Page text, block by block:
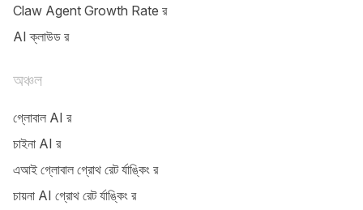
Claw Agent Growth Rate র‌‍‍‍‍‍‍‍‍‍‍‍‍‍‍‍‍‍‍‍‍‍‍‍‍‍‍‍‍‍‍‍‍‍‍‍‍‍‍‍‍‍‍‍‍‍‍‍‍‍‍‍‍‍‍‍‍‍‍‍‍‍‍‍‍‍‍‍‍‍‍‍‍‍‍‍‍‍‍‍‍‍‍‍‍‍‍‍‍‍‍‍‍‍‍‍‍‍‍‍‍‍‍‍‍‍‍‍‍‍‍‍‍‍‍‍‍‍‍‍‍‍‍‍‍‍‍‍‍‍‍‍‍‍‍‍‍‍‍‍‍‍‍‍‍‍‍‍‍‍‍‍‍‍‍‍‍‍‍‍‍‍‍‍‍‍‍‍‍‍‍‍‍‍‍‍‍‍‍‍‍‍‍‍‍‍‍‍‍‍‍‍‍‍‍‍‍‍‍‍‍‍‍‍‍‍‍‍‍‍‍‍‍‍‍‍‍‍‍‍‍‍‍‍‍‍‍‍‍‍‍‍‍‍‍‍‍‍‍‍‍‍‍‍‍‍‍‍‍‍‍‍‍‍‍‍‍‍‍‍‍‍‍‍‍‍‍‍‍‍‍‍‍‍‍‍‍‍‍‍‍‍‍‍‍‍‍‍‍‍‍‍‍‍‍‍‍‍‍‍‍‍‍‍‍‍‍‍‍‍‍‍‍‍‍‍‍‍‍‍‍‍‍‍‍‍‍‍‍‍‍‍‍‍‍‍‍‍‍‍‍‍‍‍‍‍‍‍‍‍‍‍‍‍‍‍‍‍‍‍‍‍‍‍‍‍‍‍‍‍‍‍‍‍‍‍‍‍‍‍‍‍‍‍‍‍‍‍‍‍‍‍‍‍‍‍‍‍‍‍‍‍‍‍‍‍‍‍‍‍‍‍‍‍‍‍‍‍‍‍‍‍‍‍‍‍‍‍‍‍‍‍‍‍‍‍‍‍‍‍‍‍‍‍‍‍‍‍‍‍‍‍‍‍‍‍‍‍‍‍‍‍‍‍‍‍‍‍‍‍‍‍‍‍‍‍‍‍‍‍‍‍‍‍‍‍‍‍‍‍‍‍‍‍‍‍‍‍‍‍‍‍‍‍‍‍‍‍‍‍‍‍‍‍‍‍‍‍‍‍‍‍‍‍‍‍‍‍‍‍‍‍‍‍‍‍‍‍‍‍‍‍‍‍‍‍‍‍‍‍‍‍‍‍‍‍‍‍‍‍‍‍‍‍‍‍‍‍‍‍‍‍‍‍‍‍‍‍‍‍‍‍‍‍‍‍‍‍‍‍‍‍‍‍‍‍‍‍‍‍‍‍‍‍‍‍‍‍‍‍‍‍‍‍‍‍‍‍‍‍‍‍‍‍‍‍‍‍‍‍‍‍‍‍‍‍‍‍‍‍‍‍‍‍‍‍‍‍‍‍‍‍‍‍‍‍‍‍‍‍‍‍‍‍‍‍‍‍‍‍‍‍‍‍‍‍‍‍‍‍‍‍‍‍‍‍‍‍‍‍‍‍‍‍‍‍‍‍‍‍‍‍‍‍‍‍‍‍‍‍‍‍‍‍‍‍‍‍‍‍‍‍‍‍‍‍‍‍‍‍‍‍‍‍‍‍‍‍‍‍‍‍‍‍‍‍‍‍‍‍‍‍‍‍‍‍‍‍‍‍‍‍‍‍‍‍‍‍‍‍‍‍‍‍‍‍‍‍‍‍‍‍‍‍‍‍‍‍‍‍‍‍‍‍‍‍‍‍‍‍‍‍‍‍‍‍‍‍‍‍‍‍‍‍‍‍‍‍‍‍‍‍‍‍‍‍‍‍‍‍‍‍‍‍‍‍‍‍‍‍‍‍‍‍‍‍‍‍‍‍‍‍‍‍‍‍‍‍‍‍‍‍‍‍‍‍‍‍‍‍‍‍‍‍‍‍‍‍‍‍‍‍‍‍‍‍‍‍‍‍‍‍‍‍‍‍‍‍‍‍‍‍‍‍‍‍‍‍‍‍‍‍‍‍‍‍‍‍‍‍‍‍‍‍‍‍‍‍‍‍‍‍‍‍‍‍‍‍‍‍‍‍‍‍‍‍‍‍‍‍‍‍‍‍‍‍‍‍‍‍‍‍‍‍‍‍‍‍‍‍‍‍‍‍‍‍‍‍‍‍‍‍‍‍‍‍‍‍‍‍‍‍‍‍‍‍‍‍‍‍‍‍‍‍‍‍‍‍‍‍‍‍‍‍‍‍‍‍‍‍‍‍‍‍‍‍‍‍‍‍‍‍‍‍‍‍‍‍‍‍‍‍‍‍‍‍‍‍‍‍‍‍‍‍‍‍‍‍‍‍‍‍‍‍‍‍‍‍‍‍‍‍‍‍‍‍‍‍‍‍‍‍‍‍‍‍‍‍‍‍‍‍‍‍‍‍‍‍‍‍‍‍‍‍‍‍‍‍‍‍‍‍‍‍‍‍‍‍‍‍‍‍‍‍‍‍‍‍‍‍‍‍‍‍‍‍‍‍‍‍‍‍‍‍‍‍‍‍‍‍‍‍‍‍‍‍‍‍‍‍‍‍‍‍‍‍‍‍‍‍‍‍‍‍‍‍‍‍‍‍‍‍‍‍‍‍‍‍‍‍‍‍‍‍‍‍‍‍‍‍‍‍‍‍‍‍‍‍‍‍‍‍‍‍‍‍‍‍‍‍‍‍‍‍‍‍‍‍‍‍‍‍‍‍‍‍‍‍‍‍‍‍‍‍‍‍‍‍‍‍‍‍‍‍‍‍‍‍‍‍‍‍‍‍‍‍‍‍‍‍‍‍‍‍‍‍‍‍‍‍‍‍‍‍‍‍‍‍‍‍‍‍‍‍‍‍‍‍‍‍‍‍‍‍‍‍‍‍‍‍‍‍‍‍‍‍‍‍‍‍‍‍‍‍‍‍‍‍‍‍‍‍‍‍‍‍‍‍‍‍‍‍‍‍‍‍‍‍‍‍‍‍‍‍‍‍‍‍‍‍‍‍‍‍‍‍‍‍‍‍‍‍‍‍‍‍‍‍‍‍‍‍‍‍‍‍‍‍‍‍‍‍‍‍‍‍‍‍‍‍‍‍‍‍‍‍‍‍‍‍‍‍‍‍‍‍‍‍‍‍‍‍‍‍‍‍‍‍‍‍‍‍‍‍‍‍‍‍‍‍‍‍‍‍‍‍‍‍‍‍‍‍‍‍‍‍‍‍‍‍‍‍‍‍‍‍‍‍‍‍‍‍‍‍‍‍‍‍‍‍‍‍‍‍‍‍‍‍‍‍‍‍‍‍‍‍‍‍‍‍‍‍‍‍‍‍‍‍‍‍‍‍‍‍‍‍‍‍‍‍‍‍‍‍‍‍‍‍‍‍‍‍‍‍‍‍‍‍‍‍‍‍‍‍‍‍‍‍‍‍‍‍‍‍‍‍‍‍‍‍‍‍‍‍‍‍‍‍‍‍‍‍‍‍‍‍‍‍‍‍‍‍‍‍‍‍‍‍‍‍‍‍‍‍‍‍‍‍‍‍‍‍‍‍‍‍‍‍‍‍‍‍‍‍‍‍‍‍‍‍‍‍‍‍‍‍‍‍‍‍‍‍‍‍‍‍‍‍‍‍‍‍‍‍‍‍‍‍‍‍‍‍‍‍‍‍‍‍‍‍‍‍‍‍‍‍‍‍‍‍‍‍‍‍‍‍‍‍‍‍‍‍‍‍‍‍‍‍‍‍‍‍‍‍‍‍‍‍‍‍‍‍‍‍‍‍‍‍‍‍‍‍‍‍‍‍‍‍‍‍‍‍‍‍‍‍‍‍‍‍‍‍‍‍‍‍‍‍‍‍‍‍‍‍‍‍‍‍‍‍‍‍‍‍‍‍‍‍‍‍‍‍‍‍‍‍‍‍‍‍‍‍‍‍‍‍‍‍‍‍‍‍‍‍‍‍‍‍‍‍‍‍‍‍‍‍‍‍‍‍‍‍‍‍‍‍‍‍‍‍‍‍‍‍‍‍‍‍‍‍‍‍‍‍‍‍‍‍‍‍‍‍‍‍‍‍‍‍‍‍‍‍‍‍‍‍‍‍‍‍‍‍‍‍‍‍‍‍‍‍‍‍‍‍‍‍‍‍‍‍‍‍‍‍‍‍‍‍‍‍‍‍‍‍‍‍‍‍‍‍‍‍‍‍‍‍‍‍‍‍‍‍‍‍‍‍‍‍‍‍‍‍‍‍‍‍‍‍‍‍‍‍‍‍‍‍‍‍‍‍‍‍‍‍‍‍‍‍‍‍‍‍‍‍‍‍‍‍‍‍‍‍‍‍‍‍‍‍‍‍‍‍‍‍‍‍‍‍‍‍‍‍‍‍‍‍‍‍‍‍‍‍‍‍‍‍‍‍‍‍‍‍‍‍‍‍‍‍‍
AI ক্লাউড র‌‍‍‍‍‍‍‍‍‍‍‍‍‍‍‍‍‍‍‍‍‍‍‍‍‍‍‍‍‍‍‍‍‍‍‍‍‍‍‍‍‍‍‍‍‍‍‍‍‍‍‍‍‍‍‍‍‍‍‍‍‍‍‍‍‍‍‍‍‍‍‍‍‍‍‍‍‍‍‍‍‍‍‍‍‍‍‍‍‍‍‍‍‍‍‍‍‍‍‍‍‍‍‍‍‍‍‍‍‍‍‍‍‍‍‍‍‍‍‍‍‍‍‍‍‍‍‍‍‍‍‍‍‍‍‍‍‍‍‍‍‍‍‍‍‍‍‍‍‍‍‍‍‍‍‍‍‍‍‍‍‍‍‍‍‍‍‍‍‍‍‍‍‍‍‍‍‍‍‍‍‍‍‍‍‍‍‍‍‍‍‍‍‍‍‍‍‍‍‍‍‍‍‍‍‍‍‍‍‍‍‍‍‍‍‍‍‍‍‍‍‍‍‍‍‍‍‍‍‍‍‍‍‍‍‍‍‍‍‍‍‍‍‍‍‍‍‍‍‍‍‍‍‍‍‍‍‍‍‍‍‍‍‍‍‍‍‍‍‍‍‍‍‍‍‍‍‍‍‍‍‍‍‍‍‍‍‍‍‍‍‍‍‍‍‍‍‍‍‍‍‍‍‍‍‍‍‍‍‍‍‍‍‍‍‍‍‍‍‍‍‍‍‍‍‍‍‍‍‍‍‍‍‍‍‍‍‍‍‍‍‍‍‍‍‍‍‍‍‍‍‍‍‍‍‍‍‍‍‍‍‍‍‍‍‍‍‍‍‍‍‍‍‍‍‍‍‍‍‍‍‍‍‍‍‍‍‍‍‍‍‍‍‍‍‍‍‍‍‍‍‍‍‍‍‍‍‍‍‍‍‍‍‍‍‍‍‍‍‍‍‍‍‍‍‍‍‍‍‍‍‍‍‍‍‍‍‍‍‍‍‍‍‍‍‍‍‍‍‍‍‍‍‍‍‍‍‍‍‍‍‍‍‍‍‍‍‍‍‍‍‍‍‍‍‍‍‍‍‍‍‍‍‍‍‍‍‍‍‍‍‍‍‍‍‍‍‍‍‍‍‍‍‍‍‍‍‍‍‍‍‍‍‍‍‍‍‍‍‍‍‍‍‍‍‍‍‍‍‍‍‍‍‍‍‍‍‍‍‍‍‍‍‍‍‍‍‍‍‍‍‍‍‍‍‍‍‍‍‍‍‍‍‍‍‍‍‍‍‍‍‍‍‍‍‍‍‍‍‍‍‍‍‍‍‍‍‍‍‍‍‍‍‍‍‍‍‍‍‍‍‍‍‍‍‍‍‍‍‍‍‍‍‍‍‍‍‍‍‍‍‍‍‍‍‍‍‍‍‍‍‍‍‍‍‍‍‍‍‍‍‍‍‍‍‍‍‍‍‍‍‍‍‍‍‍‍‍‍‍‍‍‍‍‍‍‍‍‍‍‍‍‍‍‍‍‍‍‍‍‍‍‍‍‍‍‍‍‍‍‍‍‍‍‍‍‍‍‍‍‍‍‍‍‍‍‍‍‍‍‍‍‍‍‍‍‍‍‍‍‍‍‍‍‍‍‍‍‍‍‍‍‍‍‍‍‍‍‍‍‍‍‍‍‍‍‍‍‍‍‍‍‍‍‍‍‍‍‍‍‍‍‍‍‍‍‍‍‍‍‍‍‍‍‍‍‍‍‍‍‍‍‍‍‍‍‍‍‍‍‍‍‍‍‍‍‍‍‍‍‍‍‍‍‍‍‍‍‍‍‍‍‍‍‍‍‍‍‍‍‍‍‍‍‍‍‍‍‍‍‍‍‍‍‍‍‍‍‍‍‍‍‍‍‍‍‍‍‍‍‍‍‍‍‍‍‍‍‍‍‍‍‍‍‍‍‍‍‍‍‍‍‍‍‍‍‍‍‍‍‍‍‍‍‍‍‍‍‍‍‍‍‍‍‍‍‍‍‍‍‍‍‍‍‍‍‍‍‍‍‍‍‍‍‍‍‍‍‍‍‍‍‍‍‍‍‍‍‍‍‍‍‍‍‍‍‍‍‍‍‍‍‍‍‍‍‍‍‍‍‍‍‍‍‍‍‍‍‍‍‍‍‍‍‍‍‍‍‍‍‍‍‍‍‍‍‍‍‍‍‍‍‍‍‍‍‍‍‍‍‍‍‍‍‍‍‍‍‍‍‍‍‍‍‍‍‍‍‍‍‍‍‍‍‍‍‍‍‍‍‍‍‍‍‍‍‍‍‍‍‍‍‍‍‍‍‍‍‍‍‍‍‍‍‍‍‍‍‍‍‍‍‍‍‍‍‍‍‍‍‍‍‍‍‍‍‍‍‍‍‍‍‍‍‍‍‍‍‍‍‍‍‍‍‍‍‍‍‍‍‍‍‍‍‍‍‍‍‍‍‍‍‍‍‍‍‍‍‍‍‍‍‍‍‍‍‍‍‍‍‍‍‍‍‍‍‍‍‍‍‍‍‍‍‍‍‍‍‍‍‍‍‍‍‍‍‍‍‍‍‍‍‍‍‍‍‍‍‍‍‍‍‍‍‍‍‍‍‍‍‍‍‍‍‍‍‍‍‍‍‍‍‍‍‍‍‍‍‍‍‍‍‍‍‍‍‍‍‍‍‍‍‍‍‍‍‍‍‍‍‍‍‍‍‍‍‍‍‍‍‍‍‍‍‍‍‍‍‍‍‍‍‍‍‍‍‍‍‍‍‍‍‍‍‍‍‍‍‍‍‍‍‍‍‍‍‍‍‍‍‍‍‍‍‍‍‍‍‍‍‍‍‍‍‍‍‍‍‍‍‍‍‍‍‍‍‍‍‍‍‍‍‍‍‍‍‍‍‍‍‍‍‍‍‍‍‍‍‍‍‍‍‍‍‍‍‍‍‍‍‍‍‍‍‍‍‍‍‍‍‍‍‍‍‍‍‍‍‍‍‍‍‍‍‍‍‍‍‍‍‍‍‍‍‍‍‍‍‍‍‍‍‍‍‍‍‍‍‍‍‍‍‍‍‍‍‍‍‍‍‍‍‍‍‍‍‍‍‍‍‍‍‍‍‍‍‍‍‍‍‍‍‍‍‍‍‍‍‍‍‍‍‍‍‍‍‍‍‍‍‍‍‍‍‍‍‍‍‍‍‍‍‍‍‍‍‍‍‍‍‍‍‍‍‍‍‍‍‍‍‍‍‍‍‍‍‍‍‍‍‍‍‍‍‍‍‍‍‍‍‍‍‍‍‍‍‍‍‍‍‍‍‍‍‍‍‍‍‍‍‍‍‍‍‍‍‍‍‍‍‍‍‍‍‍‍‍‍‍‍‍‍‍‍‍‍‍‍‍‍‍‍‍‍‍‍‍‍‍‍‍‍‍‍‍‍‍‍‍‍‍‍‍‍‍‍‍‍‍‍‍‍‍‍‍‍‍‍‍‍‍‍‍‍‍‍‍‍‍‍‍‍‍‍‍‍‍‍‍‍‍‍‍‍‍‍‍‍‍‍‍‍‍‍‍‍‍‍‍‍‍‍‍‍‍‍‍‍‍‍‍‍‍‍‍‍‍‍‍‍‍‍‍‍‍‍‍‍‍‍‍‍‍‍‍‍‍‍‍‍‍‍‍‍‍‍‍‍‍‍‍‍‍‍‍‍‍‍‍‍‍‍‍‍‍‍‍‍‍‍‍‍‍‍‍‍‍‍‍‍‍‍‍‍‍‍‍‍‍‍‍‍‍‍‍‍‍‍‍‍‍‍‍‍‍‍‍‍‍‍‍‍‍‍‍‍‍‍‍‍‍‍‍‍‍‍‍‍‍‍‍‍‍‍‍‍‍‍‍‍‍‍‍‍‍‍‍‍‍‍‍‍‍‍‍‍‍‍‍‍‍‍‍‍‍‍‍‍‍‍‍‍‍‍‍‍‍‍‍‍‍‍‍‍‍‍‍‍‍‍‍‍‍‍‍‍‍‍‍‍‍‍‍‍‍‍‍‍‍‍‍‍‍‍‍‍‍‍‍‍‍‍‍‍‍‍‍‍‍‍‍‍‍‍‍‍‍‍‍‍‍‍‍‍‍‍‍‍‍‍‍‍‍‍‍‍‍‍‍‍‍‍‍‍‍‍‍‍‍‍‍‍‍‍‍‍‍‍‍‍‍‍‍‍‍‍‍‍‍‍‍‍‍‍‍‍‍‍‍‍‍‍‍‍‍‍‍‍‍‍‍‍‍‍‍‍‍‍‍‍‍‍‍‍‍‍‍‍‍‍‍‍‍‍‍‍‍‍‍‍‍‍‍‍‍‍‍‍‍‍‍‍‍‍‍‍‍‍‍‍‍‍‍‍‍‍‍‍‍‍‍‍‍‍‍‍‍‍‍‍‍‍‍‍‍‍‍‍‍‍‍‍‍‍‍‍‍‍‍
অঞ্চল
গ্লোবাল AI র‌‍‍‍‍‍‍‍‍‍‍‍‍‍‍‍‍‍‍‍‍‍‍‍‍‍‍‍‍‍‍‍‍‍‍‍‍‍‍‍‍‍‍‍‍‍‍‍‍‍‍‍‍‍‍‍‍‍‍‍‍‍‍‍‍‍‍‍‍‍‍‍‍‍‍‍‍‍‍‍‍‍‍‍‍‍‍‍‍‍‍‍‍‍‍‍‍‍‍‍‍‍‍‍‍‍‍‍‍‍‍‍‍‍‍‍‍‍‍‍‍‍‍‍‍‍‍‍‍‍‍‍‍‍‍‍‍‍‍‍‍‍‍‍‍‍‍‍‍‍‍‍‍‍‍‍‍‍‍‍‍‍‍‍‍‍‍‍‍‍‍‍‍‍‍‍‍‍‍‍‍‍‍‍‍‍‍‍‍‍‍‍‍‍‍‍‍‍‍‍‍‍‍‍‍‍‍‍‍‍‍‍‍‍‍‍‍‍‍‍‍‍‍‍‍‍‍‍‍‍‍‍‍‍‍‍‍‍‍‍‍‍‍‍‍‍‍‍‍‍‍‍‍‍‍‍‍‍‍‍‍‍‍‍‍‍‍‍‍‍‍‍‍‍‍‍‍‍‍‍‍‍‍‍‍‍‍‍‍‍‍‍‍‍‍‍‍‍‍‍‍‍‍‍‍‍‍‍‍‍‍‍‍‍‍‍‍‍‍‍‍‍‍‍‍‍‍‍‍‍‍‍‍‍‍‍‍‍‍‍‍‍‍‍‍‍‍‍‍‍‍‍‍‍‍‍‍‍‍‍‍‍‍‍‍‍‍‍‍‍‍‍‍‍‍‍‍‍‍‍‍‍‍‍‍‍‍‍‍‍‍‍‍‍‍‍‍‍‍‍‍‍‍‍‍‍‍‍‍‍‍‍‍‍‍‍‍‍‍‍‍‍‍‍‍‍‍‍‍‍‍‍‍‍‍‍‍‍‍‍‍‍‍‍‍‍‍‍‍‍‍‍‍‍‍‍‍‍‍‍‍‍‍‍‍‍‍‍‍‍‍‍‍‍‍‍‍‍‍‍‍‍‍‍‍‍‍‍‍‍‍‍‍‍‍‍‍‍‍‍‍‍‍‍‍‍‍‍‍‍‍‍‍‍‍‍‍‍‍‍‍‍‍‍‍‍‍‍‍‍‍‍‍‍‍‍‍‍‍‍‍‍‍‍‍‍‍‍‍‍‍‍‍‍‍‍‍‍‍‍‍‍‍‍‍‍‍‍‍‍‍‍‍‍‍‍‍‍‍‍‍‍‍‍‍‍‍‍‍‍‍‍‍‍‍‍‍‍‍‍‍‍‍‍‍‍‍‍‍‍‍‍‍‍‍‍‍‍‍‍‍‍‍‍‍‍‍‍‍‍‍‍‍‍‍‍‍‍‍‍‍‍‍‍‍‍‍‍‍‍‍‍‍‍‍‍‍‍‍‍‍‍‍‍‍‍‍‍‍‍‍‍‍‍‍‍‍‍‍‍‍‍‍‍‍‍‍‍‍‍‍‍‍‍‍‍‍‍‍‍‍‍‍‍‍‍‍‍‍‍‍‍‍‍‍‍‍‍‍‍‍‍‍‍‍‍‍‍‍‍‍‍‍‍‍‍‍‍‍‍‍‍‍‍‍‍‍‍‍‍‍‍‍‍‍‍‍‍‍‍‍‍‍‍‍‍‍‍‍‍‍‍‍‍‍‍‍‍‍‍‍‍‍‍‍‍‍‍‍‍‍‍‍‍‍‍‍‍‍‍‍‍‍‍‍‍‍‍‍‍‍‍‍‍‍‍‍‍‍‍‍‍‍‍‍‍‍‍‍‍‍‍‍‍‍‍‍‍‍‍‍‍‍‍‍‍‍‍‍‍‍‍‍‍‍‍‍‍‍‍‍‍‍‍‍‍‍‍‍‍‍‍‍‍‍‍‍‍‍‍‍‍‍‍‍‍‍‍‍‍‍‍‍‍‍‍‍‍‍‍‍‍‍‍‍‍‍‍‍‍‍‍‍‍‍‍‍‍‍‍‍‍‍‍‍‍‍‍‍‍‍‍‍‍‍‍‍‍‍‍‍‍‍‍‍‍‍‍‍‍‍‍‍‍‍‍‍‍‍‍‍‍‍‍‍‍‍‍‍‍‍‍‍‍‍‍‍‍‍‍‍‍‍‍‍‍‍‍‍‍‍‍‍‍‍‍‍‍‍‍‍‍‍‍‍‍‍‍‍‍‍‍‍‍‍‍‍‍‍‍‍‍‍‍‍‍‍‍‍‍‍‍‍‍‍‍‍‍‍‍‍‍‍‍‍‍‍‍‍‍‍‍‍‍‍‍‍‍‍‍‍‍‍‍‍‍‍‍‍‍‍‍‍‍‍‍‍‍‍‍‍‍‍‍‍‍‍‍‍‍‍‍‍‍‍‍‍‍‍‍‍‍‍‍‍‍‍‍‍‍‍‍‍‍‍‍‍‍‍‍‍‍‍‍‍‍‍‍‍‍‍‍‍‍‍‍‍‍‍‍‍‍‍‍‍‍‍‍‍‍‍‍‍‍‍‍‍‍‍‍‍‍‍‍‍‍‍‍‍‍‍‍‍‍‍‍‍‍‍‍‍‍‍‍‍‍‍‍‍‍‍‍‍‍‍‍‍‍‍‍‍‍‍‍‍‍‍‍‍‍‍‍‍‍‍‍‍‍‍‍‍‍‍‍‍‍‍‍‍‍‍‍‍‍‍‍‍‍‍‍‍‍‍‍‍‍‍‍‍‍‍‍‍‍‍‍‍‍‍‍‍‍‍‍‍‍‍‍‍‍‍‍‍‍‍‍‍‍‍‍‍‍‍‍‍‍‍‍‍‍‍‍‍‍‍‍‍‍‍‍‍‍‍‍‍‍‍‍‍‍‍‍‍‍‍‍‍‍‍‍‍‍‍‍‍‍‍‍‍‍‍‍‍‍‍‍‍‍‍‍‍‍‍‍‍‍‍‍‍‍‍‍‍‍‍‍‍‍‍‍‍‍‍‍‍‍‍‍‍‍‍‍‍‍‍‍‍‍‍‍‍‍‍‍‍‍‍‍‍‍‍‍‍‍‍‍‍‍‍‍‍‍‍‍‍‍‍‍‍‍‍‍‍‍‍‍‍‍‍‍‍‍‍‍‍‍‍‍‍‍‍‍‍‍‍‍‍‍‍‍‍‍‍‍‍‍‍‍‍‍‍‍‍‍‍‍‍‍‍‍‍‍‍‍‍‍‍‍‍‍‍‍‍‍‍‍‍‍‍‍‍‍‍‍‍‍‍‍‍‍‍‍‍‍‍‍‍‍‍‍‍‍‍‍‍‍‍‍‍‍‍‍‍‍‍‍‍‍‍‍‍‍‍‍‍‍‍‍‍‍‍‍‍‍‍‍‍‍‍‍‍‍‍‍‍‍‍‍‍‍‍‍‍‍‍‍‍‍‍‍‍‍‍‍‍‍‍‍‍‍‍‍‍‍‍‍‍‍‍‍‍‍‍‍‍‍‍‍‍‍‍‍‍‍‍‍‍‍‍‍‍‍‍‍‍‍‍‍‍‍‍‍‍‍‍‍‍‍‍‍‍‍‍‍‍‍‍‍‍‍‍‍‍‍‍‍‍‍‍‍‍‍‍‍‍‍‍‍‍‍‍‍‍‍‍‍‍‍‍‍‍‍‍‍‍‍‍‍‍‍‍‍‍‍‍‍‍‍‍‍‍‍‍‍‍‍‍‍‍‍‍‍‍‍‍‍‍‍‍‍‍‍‍‍‍‍‍‍‍‍‍‍‍‍‍‍‍‍‍‍‍‍‍‍‍‍‍‍‍‍‍‍‍‍‍‍‍‍‍‍‍‍‍‍‍‍‍‍‍‍‍‍‍‍‍‍‍‍‍‍‍‍‍‍‍‍‍‍‍‍‍‍‍‍‍‍‍‍‍‍‍‍‍‍‍‍‍‍‍‍‍‍‍‍‍‍‍‍‍‍‍‍‍‍‍‍‍‍‍‍‍‍‍‍‍‍‍‍‍‍‍‍‍‍‍‍‍‍‍‍‍‍‍‍‍‍‍‍‍‍‍‍‍‍‍‍‍‍‍‍‍‍‍‍‍‍‍‍‍‍‍‍‍‍‍‍‍‍‍‍‍‍‍‍‍‍‍‍‍‍‍‍‍‍‍‍‍‍‍‍‍‍‍‍‍‍‍‍‍‍‍‍‍‍‍‍‍‍‍‍‍‍‍‍‍‍‍‍‍‍‍‍‍‍‍‍‍‍‍‍‍‍‍‍‍‍‍‍‍‍‍‍‍‍‍‍‍‍‍‍‍‍‍‍‍‍‍‍‍‍‍‍‍‍‍‍‍‍‍‍‍‍‍‍‍‍‍‍‍‍‍‍‍‍‍‍‍‍‍‍‍‍‍‍‍‍‍‍‍
চাইনা AI র‌‍‍‍‍‍‍‍‍‍‍‍‍‍‍‍‍‍‍‍‍‍‍‍‍‍‍‍‍‍‍‍‍‍‍‍‍‍‍‍‍‍‍‍‍‍‍‍‍‍‍‍‍‍‍‍‍‍‍‍‍‍‍‍‍‍‍‍‍‍‍‍‍‍‍‍‍‍‍‍‍‍‍‍‍‍‍‍‍‍‍‍‍‍‍‍‍‍‍‍‍‍‍‍‍‍‍‍‍‍‍‍‍‍‍‍‍‍‍‍‍‍‍‍‍‍‍‍‍‍‍‍‍‍‍‍‍‍‍‍‍‍‍‍‍‍‍‍‍‍‍‍‍‍‍‍‍‍‍‍‍‍‍‍‍‍‍‍‍‍‍‍‍‍‍‍‍‍‍‍‍‍‍‍‍‍‍‍‍‍‍‍‍‍‍‍‍‍‍‍‍‍‍‍‍‍‍‍‍‍‍‍‍‍‍‍‍‍‍‍‍‍‍‍‍‍‍‍‍‍‍‍‍‍‍‍‍‍‍‍‍‍‍‍‍‍‍‍‍‍‍‍‍‍‍‍‍‍‍‍‍‍‍‍‍‍‍‍‍‍‍‍‍‍‍‍‍‍‍‍‍‍‍‍‍‍‍‍‍‍‍‍‍‍‍‍‍‍‍‍‍‍‍‍‍‍‍‍‍‍‍‍‍‍‍‍‍‍‍‍‍‍‍‍‍‍‍‍‍‍‍‍‍‍‍‍‍‍‍‍‍‍‍‍‍‍‍‍‍‍‍‍‍‍‍‍‍‍‍‍‍‍‍‍‍‍‍‍‍‍‍‍‍‍‍‍‍‍‍‍‍‍‍‍‍‍‍‍‍‍‍‍‍‍‍‍‍‍‍‍‍‍‍‍‍‍‍‍‍‍‍‍‍‍‍‍‍‍‍‍‍‍‍‍‍‍‍‍‍‍‍‍‍‍‍‍‍‍‍‍‍‍‍‍‍‍‍‍‍‍‍‍‍‍‍‍‍‍‍‍‍‍‍‍‍‍‍‍‍‍‍‍‍‍‍‍‍‍‍‍‍‍‍‍‍‍‍‍‍‍‍‍‍‍‍‍‍‍‍‍‍‍‍‍‍‍‍‍‍‍‍‍‍‍‍‍‍‍‍‍‍‍‍‍‍‍‍‍‍‍‍‍‍‍‍‍‍‍‍‍‍‍‍‍‍‍‍‍‍‍‍‍‍‍‍‍‍‍‍‍‍‍‍‍‍‍‍‍‍‍‍‍‍‍‍‍‍‍‍‍‍‍‍‍‍‍‍‍‍‍‍‍‍‍‍‍‍‍‍‍‍‍‍‍‍‍‍‍‍‍‍‍‍‍‍‍‍‍‍‍‍‍‍‍‍‍‍‍‍‍‍‍‍‍‍‍‍‍‍‍‍‍‍‍‍‍‍‍‍‍‍‍‍‍‍‍‍‍‍‍‍‍‍‍‍‍‍‍‍‍‍‍‍‍‍‍‍‍‍‍‍‍‍‍‍‍‍‍‍‍‍‍‍‍‍‍‍‍‍‍‍‍‍‍‍‍‍‍‍‍‍‍‍‍‍‍‍‍‍‍‍‍‍‍‍‍‍‍‍‍‍‍‍‍‍‍‍‍‍‍‍‍‍‍‍‍‍‍‍‍‍‍‍‍‍‍‍‍‍‍‍‍‍‍‍‍‍‍‍‍‍‍‍‍‍‍‍‍‍‍‍‍‍‍‍‍‍‍‍‍‍‍‍‍‍‍‍‍‍‍‍‍‍‍‍‍‍‍‍‍‍‍‍‍‍‍‍‍‍‍‍‍‍‍‍‍‍‍‍‍‍‍‍‍‍‍‍‍‍‍‍‍‍‍‍‍‍‍‍‍‍‍‍‍‍‍‍‍‍‍‍‍‍‍‍‍‍‍‍‍‍‍‍‍‍‍‍‍‍‍‍‍‍‍‍‍‍‍‍‍‍‍‍‍‍‍‍‍‍‍‍‍‍‍‍‍‍‍‍‍‍‍‍‍‍‍‍‍‍‍‍‍‍‍‍‍‍‍‍‍‍‍‍‍‍‍‍‍‍‍‍‍‍‍‍‍‍‍‍‍‍‍‍‍‍‍‍‍‍‍‍‍‍‍‍‍‍‍‍‍‍‍‍‍‍‍‍‍‍‍‍‍‍‍‍‍‍‍‍‍‍‍‍‍‍‍‍‍‍‍‍‍‍‍‍‍‍‍‍‍‍‍‍‍‍‍‍‍‍‍‍‍‍‍‍‍‍‍‍‍‍‍‍‍‍‍‍‍‍‍‍‍‍‍‍‍‍‍‍‍‍‍‍‍‍‍‍‍‍‍‍‍‍‍‍‍‍‍‍‍‍‍‍‍‍‍‍‍‍‍‍‍‍‍‍‍‍‍‍‍‍‍‍‍‍‍‍‍‍‍‍‍‍‍‍‍‍‍‍‍‍‍‍‍‍‍‍‍‍‍‍‍‍‍‍‍‍‍‍‍‍‍‍‍‍‍‍‍‍‍‍‍‍‍‍‍‍‍‍‍‍‍‍‍‍‍‍‍‍‍‍‍‍‍‍‍‍‍‍‍‍‍‍‍‍‍‍‍‍‍‍‍‍‍‍‍‍‍‍‍‍‍‍‍‍‍‍‍‍‍‍‍‍‍‍‍‍‍‍‍‍‍‍‍‍‍‍‍‍‍‍‍‍‍‍‍‍‍‍‍‍‍‍‍‍‍‍‍‍‍‍‍‍‍‍‍‍‍‍‍‍‍‍‍‍‍‍‍‍‍‍‍‍‍‍‍‍‍‍‍‍‍‍‍‍‍‍‍‍‍‍‍‍‍‍‍‍‍‍‍‍‍‍‍‍‍‍‍‍‍‍‍‍‍‍‍‍‍‍‍‍‍‍‍‍‍‍‍‍‍‍‍‍‍‍‍‍‍‍‍‍‍‍‍‍‍‍‍‍‍‍‍‍‍‍‍‍‍‍‍‍‍‍‍‍‍‍‍‍‍‍‍‍‍‍‍‍‍‍‍‍‍‍‍‍‍‍‍‍‍‍‍‍‍‍‍‍‍‍‍‍‍‍‍‍‍‍‍‍‍‍‍‍‍‍‍‍‍‍‍‍‍‍‍‍‍‍‍‍‍‍‍‍‍‍‍‍‍‍‍‍‍‍‍‍‍‍‍‍‍‍‍‍‍‍‍‍‍‍‍‍‍‍‍‍‍‍‍‍‍‍‍‍‍‍‍‍‍‍‍‍‍‍‍‍‍‍‍‍‍‍‍‍‍‍‍‍‍‍‍‍‍‍‍‍‍‍‍‍‍‍‍‍‍‍‍‍‍‍‍‍‍‍‍‍‍‍‍‍‍‍‍‍‍‍‍‍‍‍‍‍‍‍‍‍‍‍‍‍‍‍‍‍‍‍‍‍‍‍‍‍‍‍‍‍‍‍‍‍‍‍‍‍‍‍‍‍‍‍‍‍‍‍‍‍‍‍‍‍‍‍‍‍‍‍‍‍‍‍‍‍‍‍‍‍‍‍‍‍‍‍‍‍‍‍‍‍‍‍‍‍‍‍‍‍‍‍‍‍‍‍‍‍‍‍‍‍‍‍‍‍‍‍‍‍‍‍‍‍‍‍‍‍‍‍‍‍‍‍‍‍‍‍‍‍‍‍‍‍‍‍‍‍‍‍‍‍‍‍‍‍‍‍‍‍‍‍‍‍‍‍‍‍‍‍‍‍‍‍‍‍‍‍‍‍‍‍‍‍‍‍‍‍‍‍‍‍‍‍‍‍‍‍‍‍‍‍‍‍‍‍‍‍‍‍‍‍‍‍‍‍‍‍‍‍‍‍‍‍‍‍‍‍‍‍‍‍‍‍‍‍‍‍‍‍‍‍‍‍‍‍‍‍‍‍‍‍‍‍‍‍‍‍‍‍‍‍‍‍‍‍‍‍‍‍‍‍‍‍‍‍‍‍‍‍‍‍‍‍‍‍‍‍‍‍‍‍‍‍‍‍‍‍‍‍‍‍‍‍‍‍‍‍‍‍‍‍‍‍‍‍‍‍‍‍‍‍‍‍‍‍‍‍‍‍‍‍‍‍‍‍‍‍‍‍‍‍‍‍‍‍‍‍‍‍‍‍‍‍‍‍‍‍‍‍‍‍‍‍‍‍‍‍‍‍‍‍‍‍‍‍‍‍‍‍‍‍‍‍‍‍‍‍‍‍‍‍‍‍‍‍‍‍‍‍‍‍‍‍‍‍‍‍‍‍‍‍‍‍‍‍‍‍‍‍‍‍‍‍‍‍‍‍‍‍‍‍‍‍‍‍‍‍‍‍‍‍‍‍‍‍‍‍‍‍‍‍‍‍‍‍‍‍‍‍‍‍‍‍‍‍‍‍‍‍‍‍‍‍‍‍‍‍‍‍‍‍‍‍
এআই গ্লোবাল গ্রোথ রেট র্যাঙ্কিং র‌‍‍‍‍‍‍‍‍‍‍‍‍‍‍‍‍‍‍‍‍‍‍‍‍‍‍‍‍‍‍‍‍‍‍‍‍‍‍‍‍‍‍‍‍‍‍‍‍‍‍‍‍‍‍‍‍‍‍‍‍‍‍‍‍‍‍‍‍‍‍‍‍‍‍‍‍‍‍‍‍‍‍‍‍‍‍‍‍‍‍‍‍‍‍‍‍‍‍‍‍‍‍‍‍‍‍‍‍‍‍‍‍‍‍‍‍‍‍‍‍‍‍‍‍‍‍‍‍‍‍‍‍‍‍‍‍‍‍‍‍‍‍‍‍‍‍‍‍‍‍‍‍‍‍‍‍‍‍‍‍‍‍‍‍‍‍‍‍‍‍‍‍‍‍‍‍‍‍‍‍‍‍‍‍‍‍‍‍‍‍‍‍‍‍‍‍‍‍‍‍‍‍‍‍‍‍‍‍‍‍‍‍‍‍‍‍‍‍‍‍‍‍‍‍‍‍‍‍‍‍‍‍‍‍‍‍‍‍‍‍‍‍‍‍‍‍‍‍‍‍‍‍‍‍‍‍‍‍‍‍‍‍‍‍‍‍‍‍‍‍‍‍‍‍‍‍‍‍‍‍‍‍‍‍‍‍‍‍‍‍‍‍‍‍‍‍‍‍‍‍‍‍‍‍‍‍‍‍‍‍‍‍‍‍‍‍‍‍‍‍‍‍‍‍‍‍‍‍‍‍‍‍‍‍‍‍‍‍‍‍‍‍‍‍‍‍‍‍‍‍‍‍‍‍‍‍‍‍‍‍‍‍‍‍‍‍‍‍‍‍‍‍‍‍‍‍‍‍‍‍‍‍‍‍‍‍‍‍‍‍‍‍‍‍‍‍‍‍‍‍‍‍‍‍‍‍‍‍‍‍‍‍‍‍‍‍‍‍‍‍‍‍‍‍‍‍‍‍‍‍‍‍‍‍‍‍‍‍‍‍‍‍‍‍‍‍‍‍‍‍‍‍‍‍‍‍‍‍‍‍‍‍‍‍‍‍‍‍‍‍‍‍‍‍‍‍‍‍‍‍‍‍‍‍‍‍‍‍‍‍‍‍‍‍‍‍‍‍‍‍‍‍‍‍‍‍‍‍‍‍‍‍‍‍‍‍‍‍‍‍‍‍‍‍‍‍‍‍‍‍‍‍‍‍‍‍‍‍‍‍‍‍‍‍‍‍‍‍‍‍‍‍‍‍‍‍‍‍‍‍‍‍‍‍‍‍‍‍‍‍‍‍‍‍‍‍‍‍‍‍‍‍‍‍‍‍‍‍‍‍‍‍‍‍‍‍‍‍‍‍‍‍‍‍‍‍‍‍‍‍‍‍‍‍‍‍‍‍‍‍‍‍‍‍‍‍‍‍‍‍‍‍‍‍‍‍‍‍‍‍‍‍‍‍‍‍‍‍‍‍‍‍‍‍‍‍‍‍‍‍‍‍‍‍‍‍‍‍‍‍‍‍‍‍‍‍‍‍‍‍‍‍‍‍‍‍‍‍‍‍‍‍‍‍‍‍‍‍‍‍‍‍‍‍‍‍‍‍‍‍‍‍‍‍‍‍‍‍‍‍‍‍‍‍‍‍‍‍‍‍‍‍‍‍‍‍‍‍‍‍‍‍‍‍‍‍‍‍‍‍‍‍‍‍‍‍‍‍‍‍‍‍‍‍‍‍‍‍‍‍‍‍‍‍‍‍‍‍‍‍‍‍‍‍‍‍‍‍‍‍‍‍‍‍‍‍‍‍‍‍‍‍‍‍‍‍‍‍‍‍‍‍‍‍‍‍‍‍‍‍‍‍‍‍‍‍‍‍‍‍‍‍‍‍‍‍‍‍‍‍‍‍‍‍‍‍‍‍‍‍‍‍‍‍‍‍‍‍‍‍‍‍‍‍‍‍‍‍‍‍‍‍‍‍‍‍‍‍‍‍‍‍‍‍‍‍‍‍‍‍‍‍‍‍‍‍‍‍‍‍‍‍‍‍‍‍‍‍‍‍‍‍‍‍‍‍‍‍‍‍‍‍‍‍‍‍‍‍‍‍‍‍‍‍‍‍‍‍‍‍‍‍‍‍‍‍‍‍‍‍‍‍‍‍‍‍‍‍‍‍‍‍‍‍‍‍‍‍‍‍‍‍‍‍‍‍‍‍‍‍‍‍‍‍‍‍‍‍‍‍‍‍‍‍‍‍‍‍‍‍‍‍‍‍‍‍‍‍‍‍‍‍‍‍‍‍‍‍‍‍‍‍‍‍‍‍‍‍‍‍‍‍‍‍‍‍‍‍‍‍‍‍‍‍‍‍‍‍‍‍‍‍‍‍‍‍‍‍‍‍‍‍‍‍‍‍‍‍‍‍‍‍‍‍‍‍‍‍‍‍‍‍‍‍‍‍‍‍‍‍‍‍‍‍‍‍‍‍‍‍‍‍‍‍‍‍‍‍‍‍‍‍‍‍‍‍‍‍‍‍‍‍‍‍‍‍‍‍‍‍‍‍‍‍‍‍‍‍‍‍‍‍‍‍‍‍‍‍‍‍‍‍‍‍‍‍‍‍‍‍‍‍‍‍‍‍‍‍‍‍‍‍‍‍‍‍‍‍‍‍‍‍‍‍‍‍‍‍‍‍‍‍‍‍‍‍‍‍‍‍‍‍‍‍‍‍‍‍‍‍‍‍‍‍‍‍‍‍‍‍‍‍‍‍‍‍‍‍‍‍‍‍‍‍‍‍‍‍‍‍‍‍‍‍‍‍‍‍‍‍‍‍‍‍‍‍‍‍‍‍‍‍‍‍‍‍‍‍‍‍‍‍‍‍‍‍‍‍‍‍‍‍‍‍‍‍‍‍‍‍‍‍‍‍‍‍‍‍‍‍‍‍‍‍‍‍‍‍‍‍‍‍‍‍‍‍‍‍‍‍‍‍‍‍‍‍‍‍‍‍‍‍‍‍‍‍‍‍‍‍‍‍‍‍‍‍‍‍‍‍‍‍‍‍‍‍‍‍‍‍‍‍‍‍‍‍‍‍‍‍‍‍‍‍‍‍‍‍‍‍‍‍‍‍‍‍‍‍‍‍‍‍‍‍‍‍‍‍‍‍‍‍‍‍‍‍‍‍‍‍‍‍‍‍‍‍‍‍‍‍‍‍‍‍‍‍‍‍‍‍‍‍‍‍‍‍‍‍‍‍‍‍‍‍‍‍‍‍‍‍‍‍‍‍‍‍‍‍‍‍‍‍‍‍‍‍‍‍‍‍‍‍‍‍‍‍‍‍‍‍‍‍‍‍‍‍‍‍‍‍‍‍‍‍‍‍‍‍‍‍‍‍‍‍‍‍‍‍‍‍‍‍‍‍‍‍‍‍‍‍‍‍‍‍‍‍‍‍‍‍‍‍‍‍‍‍‍‍‍‍‍‍‍‍‍‍‍‍‍‍‍‍‍‍‍‍‍‍‍‍‍‍‍‍‍‍‍‍‍‍‍‍‍‍‍‍‍‍‍‍‍‍‍‍‍‍‍‍‍‍‍‍‍‍‍‍‍‍‍‍‍‍‍‍‍‍‍‍‍‍‍‍‍‍‍‍‍‍‍‍‍‍‍‍‍‍‍‍‍‍‍‍‍‍‍‍‍‍‍‍‍‍‍‍‍‍‍‍‍‍‍‍‍‍‍‍‍‍‍‍‍‍‍‍‍‍‍‍‍‍‍‍‍‍‍‍‍‍‍‍‍‍‍‍‍‍‍‍‍‍‍‍‍‍‍‍‍‍‍‍‍‍‍‍‍‍‍‍‍‍‍‍‍‍‍‍‍‍‍‍‍‍‍‍‍‍‍‍‍‍‍‍‍‍‍‍‍‍‍‍‍‍‍‍‍‍‍‍‍‍‍‍‍‍‍‍‍‍‍‍‍‍‍‍‍‍‍‍‍‍‍‍‍‍‍‍‍‍‍‍‍‍‍‍‍‍‍‍‍‍‍‍‍‍‍‍‍‍‍‍‍‍‍‍‍‍‍‍‍‍‍‍‍‍‍‍‍‍‍‍‍‍‍‍‍‍‍‍‍‍‍‍‍‍‍‍‍‍‍‍‍‍‍‍‍‍‍‍‍‍‍‍‍‍‍‍‍‍‍‍‍‍‍‍‍‍‍‍‍‍‍‍‍‍‍‍‍‍‍‍‍‍‍‍‍‍‍‍‍‍‍‍‍‍‍‍‍‍‍‍‍‍‍‍‍‍‍‍‍‍‍‍‍‍‍‍‍‍‍‍‍‍‍‍‍‍‍‍‍‍‍‍‍‍‍‍‍‍‍‍‍‍‍‍‍‍‍‍‍‍‍‍‍‍‍‍‍‍‍‍‍‍‍‍‍‍‍‍‍‍‍‍‍‍‍‍‍‍‍‍‍‍‍‍‍‍‍‍‍‍‍‍‍‍‍‍‍‍
চায়না AI গ্রোথ রেট র্যাঙ্কিং র‌‍‍‍‍‍‍‍‍‍‍‍‍‍‍‍‍‍‍‍‍‍‍‍‍‍‍‍‍‍‍‍‍‍‍‍‍‍‍‍‍‍‍‍‍‍‍‍‍‍‍‍‍‍‍‍‍‍‍‍‍‍‍‍‍‍‍‍‍‍‍‍‍‍‍‍‍‍‍‍‍‍‍‍‍‍‍‍‍‍‍‍‍‍‍‍‍‍‍‍‍‍‍‍‍‍‍‍‍‍‍‍‍‍‍‍‍‍‍‍‍‍‍‍‍‍‍‍‍‍‍‍‍‍‍‍‍‍‍‍‍‍‍‍‍‍‍‍‍‍‍‍‍‍‍‍‍‍‍‍‍‍‍‍‍‍‍‍‍‍‍‍‍‍‍‍‍‍‍‍‍‍‍‍‍‍‍‍‍‍‍‍‍‍‍‍‍‍‍‍‍‍‍‍‍‍‍‍‍‍‍‍‍‍‍‍‍‍‍‍‍‍‍‍‍‍‍‍‍‍‍‍‍‍‍‍‍‍‍‍‍‍‍‍‍‍‍‍‍‍‍‍‍‍‍‍‍‍‍‍‍‍‍‍‍‍‍‍‍‍‍‍‍‍‍‍‍‍‍‍‍‍‍‍‍‍‍‍‍‍‍‍‍‍‍‍‍‍‍‍‍‍‍‍‍‍‍‍‍‍‍‍‍‍‍‍‍‍‍‍‍‍‍‍‍‍‍‍‍‍‍‍‍‍‍‍‍‍‍‍‍‍‍‍‍‍‍‍‍‍‍‍‍‍‍‍‍‍‍‍‍‍‍‍‍‍‍‍‍‍‍‍‍‍‍‍‍‍‍‍‍‍‍‍‍‍‍‍‍‍‍‍‍‍‍‍‍‍‍‍‍‍‍‍‍‍‍‍‍‍‍‍‍‍‍‍‍‍‍‍‍‍‍‍‍‍‍‍‍‍‍‍‍‍‍‍‍‍‍‍‍‍‍‍‍‍‍‍‍‍‍‍‍‍‍‍‍‍‍‍‍‍‍‍‍‍‍‍‍‍‍‍‍‍‍‍‍‍‍‍‍‍‍‍‍‍‍‍‍‍‍‍‍‍‍‍‍‍‍‍‍‍‍‍‍‍‍‍‍‍‍‍‍‍‍‍‍‍‍‍‍‍‍‍‍‍‍‍‍‍‍‍‍‍‍‍‍‍‍‍‍‍‍‍‍‍‍‍‍‍‍‍‍‍‍‍‍‍‍‍‍‍‍‍‍‍‍‍‍‍‍‍‍‍‍‍‍‍‍‍‍‍‍‍‍‍‍‍‍‍‍‍‍‍‍‍‍‍‍‍‍‍‍‍‍‍‍‍‍‍‍‍‍‍‍‍‍‍‍‍‍‍‍‍‍‍‍‍‍‍‍‍‍‍‍‍‍‍‍‍‍‍‍‍‍‍‍‍‍‍‍‍‍‍‍‍‍‍‍‍‍‍‍‍‍‍‍‍‍‍‍‍‍‍‍‍‍‍‍‍‍‍‍‍‍‍‍‍‍‍‍‍‍‍‍‍‍‍‍‍‍‍‍‍‍‍‍‍‍‍‍‍‍‍‍‍‍‍‍‍‍‍‍‍‍‍‍‍‍‍‍‍‍‍‍‍‍‍‍‍‍‍‍‍‍‍‍‍‍‍‍‍‍‍‍‍‍‍‍‍‍‍‍‍‍‍‍‍‍‍‍‍‍‍‍‍‍‍‍‍‍‍‍‍‍‍‍‍‍‍‍‍‍‍‍‍‍‍‍‍‍‍‍‍‍‍‍‍‍‍‍‍‍‍‍‍‍‍‍‍‍‍‍‍‍‍‍‍‍‍‍‍‍‍‍‍‍‍‍‍‍‍‍‍‍‍‍‍‍‍‍‍‍‍‍‍‍‍‍‍‍‍‍‍‍‍‍‍‍‍‍‍‍‍‍‍‍‍‍‍‍‍‍‍‍‍‍‍‍‍‍‍‍‍‍‍‍‍‍‍‍‍‍‍‍‍‍‍‍‍‍‍‍‍‍‍‍‍‍‍‍‍‍‍‍‍‍‍‍‍‍‍‍‍‍‍‍‍‍‍‍‍‍‍‍‍‍‍‍‍‍‍‍‍‍‍‍‍‍‍‍‍‍‍‍‍‍‍‍‍‍‍‍‍‍‍‍‍‍‍‍‍‍‍‍‍‍‍‍‍‍‍‍‍‍‍‍‍‍‍‍‍‍‍‍‍‍‍‍‍‍‍‍‍‍‍‍‍‍‍‍‍‍‍‍‍‍‍‍‍‍‍‍‍‍‍‍‍‍‍‍‍‍‍‍‍‍‍‍‍‍‍‍‍‍‍‍‍‍‍‍‍‍‍‍‍‍‍‍‍‍‍‍‍‍‍‍‍‍‍‍‍‍‍‍‍‍‍‍‍‍‍‍‍‍‍‍‍‍‍‍‍‍‍‍‍‍‍‍‍‍‍‍‍‍‍‍‍‍‍‍‍‍‍‍‍‍‍‍‍‍‍‍‍‍‍‍‍‍‍‍‍‍‍‍‍‍‍‍‍‍‍‍‍‍‍‍‍‍‍‍‍‍‍‍‍‍‍‍‍‍‍‍‍‍‍‍‍‍‍‍‍‍‍‍‍‍‍‍‍‍‍‍‍‍‍‍‍‍‍‍‍‍‍‍‍‍‍‍‍‍‍‍‍‍‍‍‍‍‍‍‍‍‍‍‍‍‍‍‍‍‍‍‍‍‍‍‍‍‍‍‍‍‍‍‍‍‍‍‍‍‍‍‍‍‍‍‍‍‍‍‍‍‍‍‍‍‍‍‍‍‍‍‍‍‍‍‍‍‍‍‍‍‍‍‍‍‍‍‍‍‍‍‍‍‍‍‍‍‍‍‍‍‍‍‍‍‍‍‍‍‍‍‍‍‍‍‍‍‍‍‍‍‍‍‍‍‍‍‍‍‍‍‍‍‍‍‍‍‍‍‍‍‍‍‍‍‍‍‍‍‍‍‍‍‍‍‍‍‍‍‍‍‍‍‍‍‍‍‍‍‍‍‍‍‍‍‍‍‍‍‍‍‍‍‍‍‍‍‍‍‍‍‍‍‍‍‍‍‍‍‍‍‍‍‍‍‍‍‍‍‍‍‍‍‍‍‍‍‍‍‍‍‍‍‍‍‍‍‍‍‍‍‍‍‍‍‍‍‍‍‍‍‍‍‍‍‍‍‍‍‍‍‍‍‍‍‍‍‍‍‍‍‍‍‍‍‍‍‍‍‍‍‍‍‍‍‍‍‍‍‍‍‍‍‍‍‍‍‍‍‍‍‍‍‍‍‍‍‍‍‍‍‍‍‍‍‍‍‍‍‍‍‍‍‍‍‍‍‍‍‍‍‍‍‍‍‍‍‍‍‍‍‍‍‍‍‍‍‍‍‍‍‍‍‍‍‍‍‍‍‍‍‍‍‍‍‍‍‍‍‍‍‍‍‍‍‍‍‍‍‍‍‍‍‍‍‍‍‍‍‍‍‍‍‍‍‍‍‍‍‍‍‍‍‍‍‍‍‍‍‍‍‍‍‍‍‍‍‍‍‍‍‍‍‍‍‍‍‍‍‍‍‍‍‍‍‍‍‍‍‍‍‍‍‍‍‍‍‍‍‍‍‍‍‍‍‍‍‍‍‍‍‍‍‍‍‍‍‍‍‍‍‍‍‍‍‍‍‍‍‍‍‍‍‍‍‍‍‍‍‍‍‍‍‍‍‍‍‍‍‍‍‍‍‍‍‍‍‍‍‍‍‍‍‍‍‍‍‍‍‍‍‍‍‍‍‍‍‍‍‍‍‍‍‍‍‍‍‍‍‍‍‍‍‍‍‍‍‍‍‍‍‍‍‍‍‍‍‍‍‍‍‍‍‍‍‍‍‍‍‍‍‍‍‍‍‍‍‍‍‍‍‍‍‍‍‍‍‍‍‍‍‍‍‍‍‍‍‍‍‍‍‍‍‍‍‍‍‍‍‍‍‍‍‍‍‍‍‍‍‍‍‍‍‍‍‍‍‍‍‍‍‍‍‍‍‍‍‍‍‍‍‍‍‍‍‍‍‍‍‍‍‍‍‍‍‍‍‍‍‍‍‍‍‍‍‍‍‍‍‍‍‍‍‍‍‍‍‍‍‍‍‍‍‍‍‍‍‍‍‍‍‍‍‍‍‍‍‍‍‍‍‍‍‍‍‍‍‍‍‍‍‍‍‍‍‍‍‍‍‍‍‍‍‍‍‍‍‍‍‍‍‍‍‍‍‍‍‍‍‍‍‍‍‍‍‍‍‍‍‍‍‍‍‍‍‍‍‍‍‍‍‍‍‍‍‍‍‍‍‍‍‍‍‍‍‍‍‍‍‍‍‍‍‍‍‍‍‍‍‍‍‍‍‍‍‍‍‍‍‍‍‍‍‍‍‍‍